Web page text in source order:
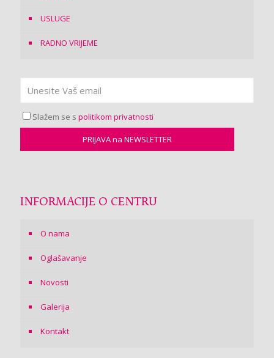
USLUGE
RADNO VRIJEME
Slažem se s politikom privatnosti
INFORMACIJE O CENTRU
O nama
Oglašavanje
Novosti
Galerija
Kontakt